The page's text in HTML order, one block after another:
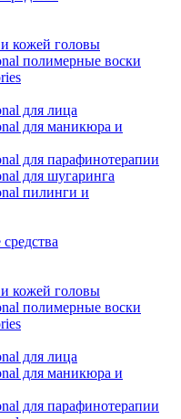
кожей головы
полимерные воски
для лица
для маникюра и
для парафинотерапии
для шугаринга
пилинги и
кожей головы
полимерные воски
для лица
для маникюра и
для парафинотерапии